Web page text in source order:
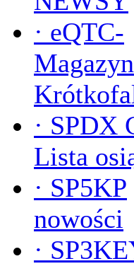
· eQTC-
Magazyn
· SPDX
Lista
· SP5KP
nowości
·